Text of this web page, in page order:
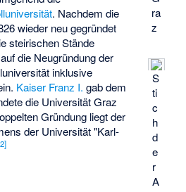
ra
z
S
ti
c
h
d
e
r
A
. Nachdem die
wieder neu gegründet
steirischen Stände
die Neugründung der
inklusive
Kaiser Franz I. gab dem
die Universität Graz
Gründung liegt der
der Universität "Karl-
]